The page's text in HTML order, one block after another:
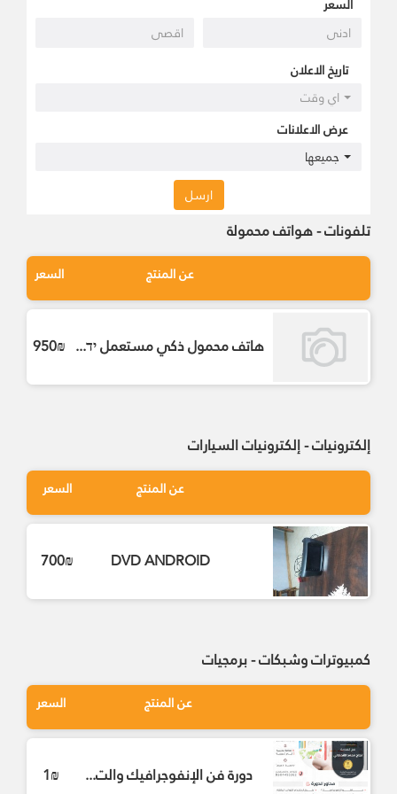
تاريخ الاعلان
اي وقت
عرض الاعلانات
جميعها
ارسل
تلفونات - هواتف محمولة
عن المنتج السعر
هاتف محمول ذكي مستعمل יד... 950₪
إلكترونيات - إلكترونيات السيارات
عن المنتج السعر
DVD ANDROID
700₪
كمبيوترات وشبكات - برمجيات
عن المنتج السعر
دورة فن الإنفوجرافيك والت... 1₪